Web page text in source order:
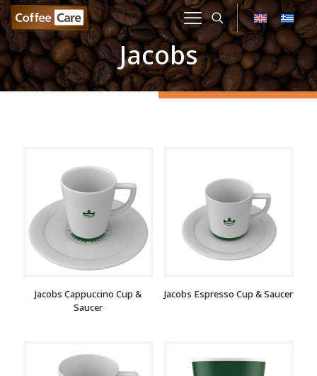
Jacobs
Jacobs Cappuccino Cup &
Saucer
Jacobs Espresso Cup & Saucer